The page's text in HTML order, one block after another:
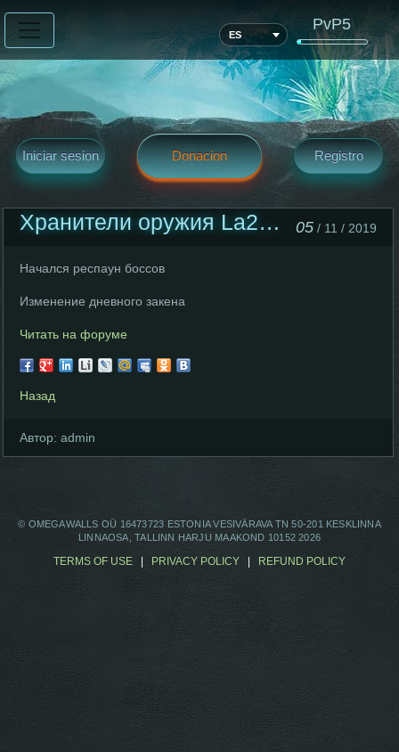
ES
PvP5
Iniciar sesion Donacion Registro
Хранители оружия La2world Epic Boss 05 / 11 / 2019
Начался респаун боссов
Изменение дневного закена
Читать на форуме
Назад
Автор: admin
© OMEGAWALLS OÜ 16473723 ESTONIA VESIVÄRAVA TN 50-201 KESKLINNA
LINNAOSA, TALLINN HARJU MAAKOND 10152 2026
TERMS OF USE PRIVACY POLICY REFUND POLICY